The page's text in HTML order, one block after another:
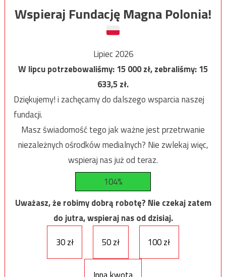
Wspieraj Fundację Magna Polonia!
Lipiec 2026
W lipcu potrzebowaliśmy:15 000zł, zebraliśmy:15
633,5zł.
Dziękujemy! i zachęcamy do dalszego wsparcia naszej
fundacji.
Masz świadomość tego jak ważne jest przetrwanie
niezależnych ośrodków medialnych? Nie zwlekaj więc,
wspieraj nas już od teraz.
104%
Uważasz, że robimy dobrą robotę? Nie czekaj zatem
do jutra, wspieraj nas od dzisiaj.
30 zł
50 zł 100 zł